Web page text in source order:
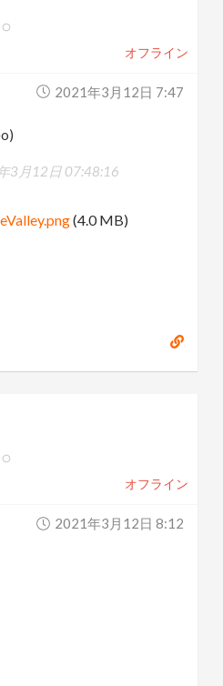
オフライン
2021年3月12日 7:47
3月12日 07:48:16
(4.0 MB)
オフライン
2021年3月12日 8:12